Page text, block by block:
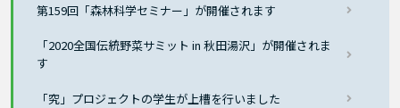
第159回「森林科学セミナー」が開催されます
「2020全国伝統野菜サミット in 秋田湯沢」が開催されま
す
「究」プロジェクトの学生が上槽を行いました